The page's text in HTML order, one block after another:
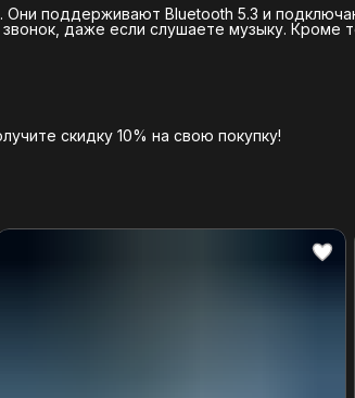
поддерживают Bluetooth 5.3 и
даже если слушаете музыку. Кроме
скидку 10% на свою покупку!